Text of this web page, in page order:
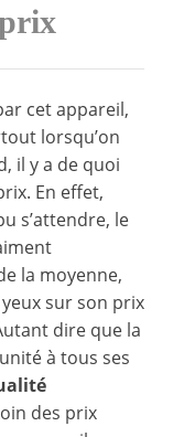
cet appareil,
lorsqu’on
il y a de quoi
En effet,
s’attendre, le
la moyenne,
sur son prix
dire que la
à tous ses
des prix